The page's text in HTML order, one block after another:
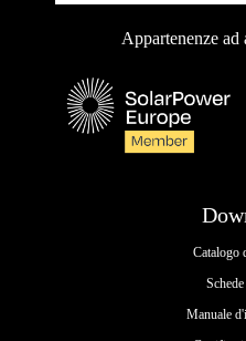
Catalogo
Manuale
Appartenenze ad